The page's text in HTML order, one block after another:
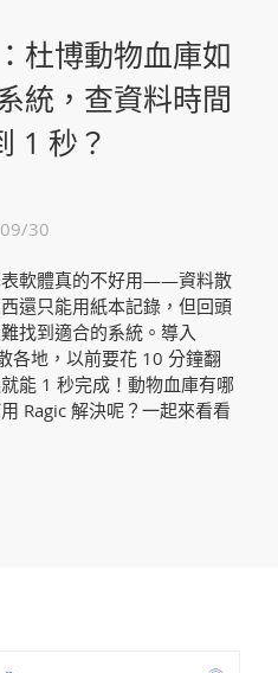
杜博動物血庫如
統，查資料時間
1 秒？
30
軟體真的不好用——資料散
還只能用紙本記錄，但回頭
找到適合的系統。導入
各地，以前要花 10 分鐘翻
能 1 秒完成！動物血庫有哪
Ragic 解決呢？一起來看看